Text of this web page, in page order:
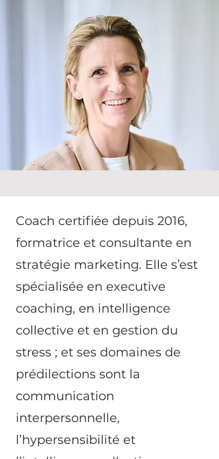
Coach certifiée depuis 2016,
formatrice et consultante en
stratégie marketing. Elle s’est
spécialisée en executive
coaching, en intelligence
collective et en gestion du
stress ; et ses domaines de
prédilections sont la
communication
interpersonnelle,
l’hypersensibilité et